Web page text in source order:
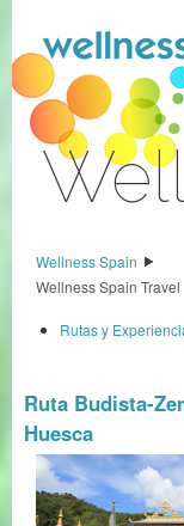
Wellness Spain
Wellness Spain Travel
Rutas y
Ruta Budista-
Huesca